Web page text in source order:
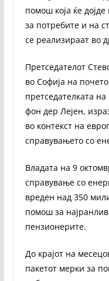
помош која ќе
за потребите и на
се реализираат во
Претседателот
во Софија на
претседателката
фон дер Лејен,
во контекст на
справувањето со
Владата на 9
справување со
вреден над 350
помош за
пензионерите.
До крајот на
пакетот мерки за